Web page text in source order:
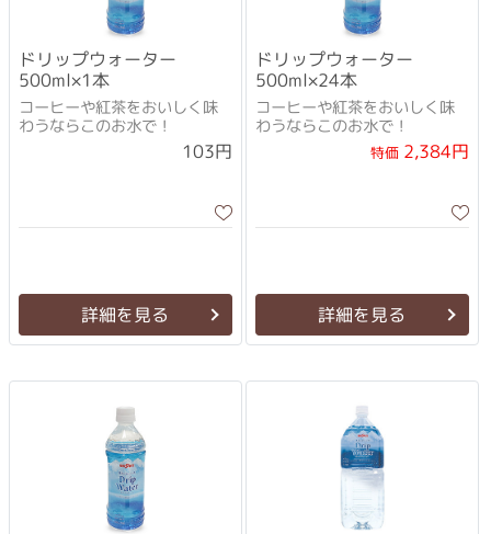
ドリップウォーター
500ml×1本
コーヒーや紅茶をおいしく味
わうならこのお水で！
103円
詳細を見る
ドリップウォーター
500ml×24本
コーヒーや紅茶をおいしく味
わうならこのお水で！
特価2,384円
詳細を見る